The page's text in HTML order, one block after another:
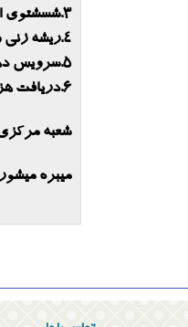
3.شسشتوی انواع موکت ،پتو،روفرشی با کیفیت عالی
4.ریشه زنی و رفوگری،رنگبرداری،لکه برداری با کیفیت عالی
5.سرویس دهی به تمام نقاط اصفهان در سریع ترین زمان ممکن
6.دریافت هزینه در صورت رضایت مشتری از شستشوی فرش
شعبه
میبره